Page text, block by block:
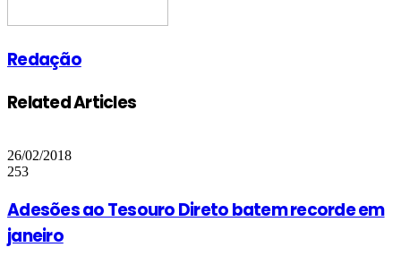
Redação
Related Articles
26/02/2018
253
Adesões ao Tesouro Direto batem recorde em
janeiro